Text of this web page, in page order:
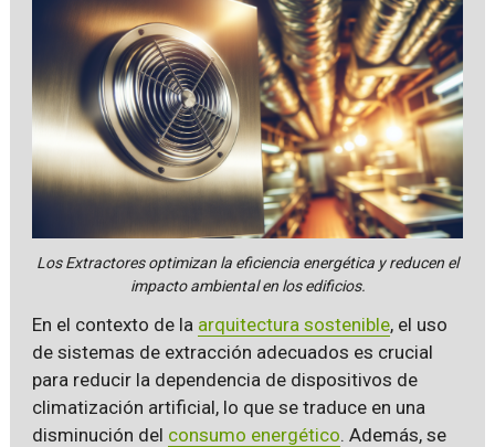
Los Extractores optimizan la eficiencia energética y reducen el
impacto ambiental en los edificios.
En el contexto de la arquitectura sostenible, el uso
de sistemas de extracción adecuados es crucial
para reducir la dependencia de dispositivos de
climatización artificial, lo que se traduce en una
disminución del consumo energético. Además, se